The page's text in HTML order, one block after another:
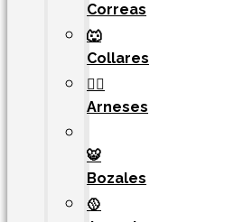
Correas
🐺
Collares
🐕‍🦺
Arneses
🐯​
Bozales
🥎